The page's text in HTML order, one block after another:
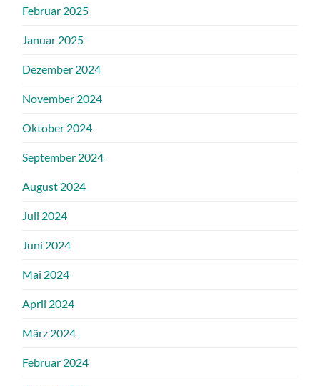
Februar 2025
Januar 2025
Dezember 2024
November 2024
Oktober 2024
September 2024
August 2024
Juli 2024
Juni 2024
Mai 2024
April 2024
März 2024
Februar 2024